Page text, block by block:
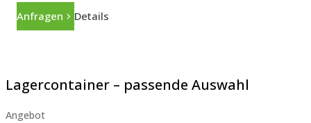
Anfragen Details
Lagercontainer – passende Auswahl
Angebot